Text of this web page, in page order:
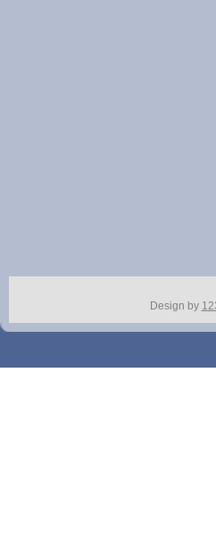
Design by